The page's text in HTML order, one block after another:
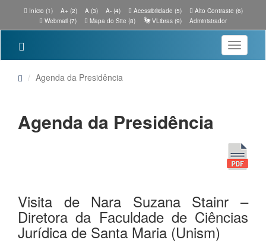
Início (1) A+ (2) A (3) A- (4) Acessibilidade (5)
Alto Contraste (6)
Webmail (7)
Mapa do Site (8) VLibras (9) Administrador
Toggle
Agenda da Presidência
Agenda da Presidência
Visita de Nara Suzana Stainr –
Diretora da Faculdade de Ciências
Jurídica de Santa Maria (Unism)